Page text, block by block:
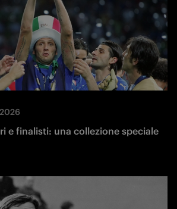
e finalisti: una collezione speciale